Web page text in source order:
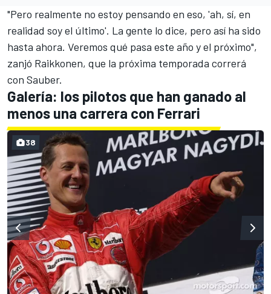
"Pero realmente no estoy pensando en eso, 'ah, sí, en
realidad soy el último'. La gente lo dice, pero así ha sido
hasta ahora. Veremos qué pasa este año y el próximo",
zanjó Raikkonen, que la próxima temporada correrá
con Sauber.
Galería: los pilotos que han ganado al
menos una carrera con Ferrari
38